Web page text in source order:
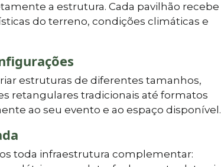
a estrutura. Cada pavilhão recebe
do terreno, condições climáticas e
estruturas de diferentes tamanhos,
retangulares tradicionais até formatos
ao seu evento e ao espaço disponível.
toda infraestrutura complementar: